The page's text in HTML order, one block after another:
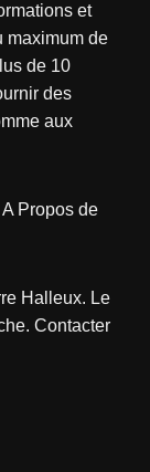
et
maximum de
de 10
des
aux
A Propos de
Halleux. Le
Contacter